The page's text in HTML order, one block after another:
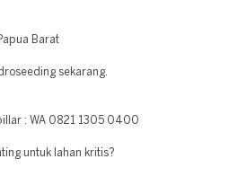
Barat
sekarang.
: WA 0821 1305 0400
untuk lahan kritis?